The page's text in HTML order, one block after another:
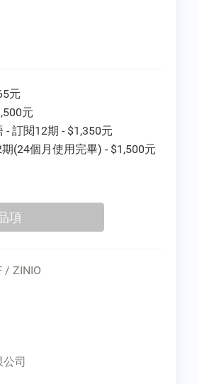
元
元
- 訂閱12期 - $1,350元
(24個月使用完畢) - $1,500元
/ ZINIO
司